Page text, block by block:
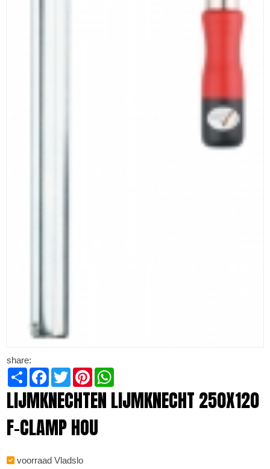
share:
Share Facebook
TwitterPinterest
LIJMKNECHTEN LIJMKNECHT 250X120
F-CLAMP HOU
voorraad Vladslo